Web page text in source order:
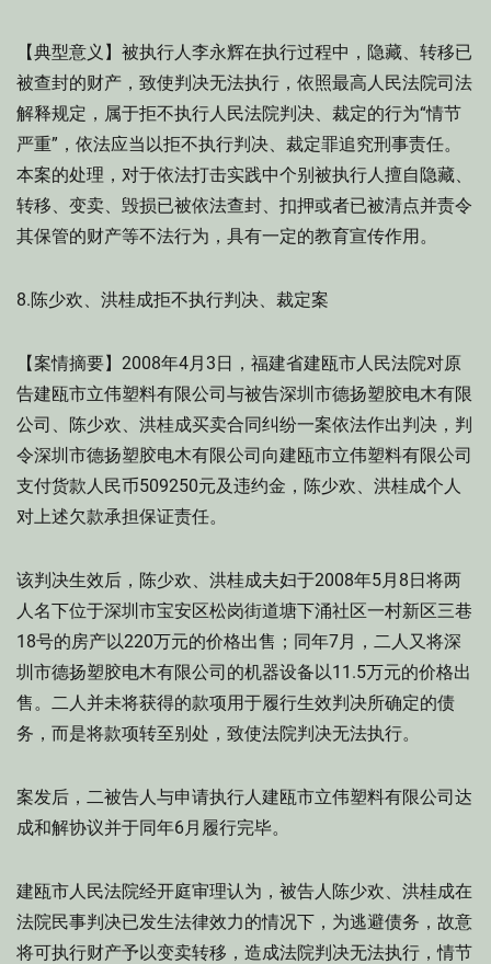
【典型意义】被执行人李永辉在执行过程中，隐藏、转移已
被查封的财产，致使判决无法执行，依照最高人民法院司法
解释规定，属于拒不执行人民法院判决、裁定的行为“情节
严重”，依法应当以拒不执行判决、裁定罪追究刑事责任。
本案的处理，对于依法打击实践中个别被执行人擅自隐藏、
转移、变卖、毁损已被依法查封、扣押或者已被清点并责令
其保管的财产等不法行为，具有一定的教育宣传作用。
8.陈少欢、洪桂成拒不执行判决、裁定案
【案情摘要】2008年4月3日，福建省建瓯市人民法院对原
告建瓯市立伟塑料有限公司与被告深圳市德扬塑胶电木有限
公司、陈少欢、洪桂成买卖合同纠纷一案依法作出判决，判
令深圳市德扬塑胶电木有限公司向建瓯市立伟塑料有限公司
支付货款人民币509250元及违约金，陈少欢、洪桂成个人
对上述欠款承担保证责任。
该判决生效后，陈少欢、洪桂成夫妇于2008年5月8日将两
人名下位于深圳市宝安区松岗街道塘下涌社区一村新区三巷
18号的房产以220万元的价格出售；同年7月，二人又将深
圳市德扬塑胶电木有限公司的机器设备以11.5万元的价格出
售。二人并未将获得的款项用于履行生效判决所确定的债
务，而是将款项转至别处，致使法院判决无法执行。
案发后，二被告人与申请执行人建瓯市立伟塑料有限公司达
成和解协议并于同年6月履行完毕。
建瓯市人民法院经开庭审理认为，被告人陈少欢、洪桂成在
法院民事判决已发生法律效力的情况下，为逃避债务，故意
将可执行财产予以变卖转移，造成法院判决无法执行，情节